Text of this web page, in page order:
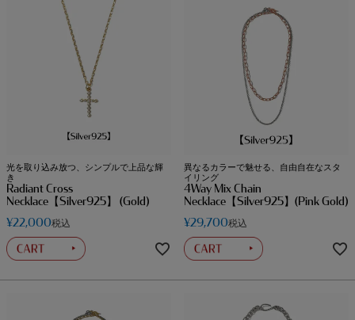
光を取り込み放つ、シンプルで上品な輝
き
Radiant Cross
Necklace【Silver925】 (Gold)
¥22,000税込
異なるカラーで魅せる、自由自在なスタ
イリング
4Way Mix Chain
Necklace【Silver925】(Pink Gold)
¥29,700税込